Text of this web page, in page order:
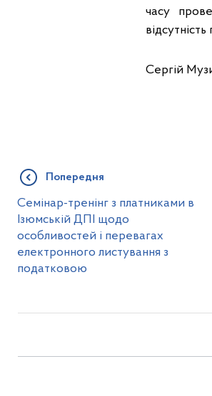
часу
Сергій
Попередня
Семінар-тренінг з платниками в
Ізюмській ДПІ щодо
особливостей і перевагах
електронного листування з
податковою